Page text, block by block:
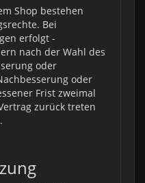
Shop bestehen
Bei
erfolgt -
nach der Wahl des
oder
oder
Frist zweimal
zurück treten